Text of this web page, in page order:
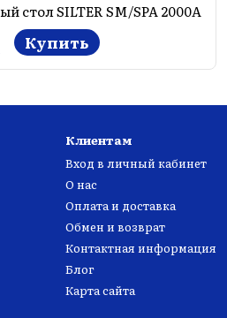
стол SILTER SM/SPA 2000A
Купить
Клиентам
Вход в личный кабинет
О нас
Оплата и доставка
Обмен и возврат
Контактная информация
Блог
Карта сайта